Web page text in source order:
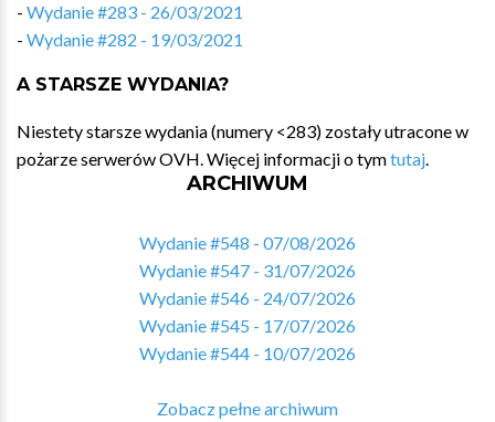
- Wydanie #283 - 26/03/2021
- Wydanie #282 - 19/03/2021
A STARSZE WYDANIA?
Niestety starsze wydania (numery <283) zostały utracone w
pożarze serwerów OVH. Więcej informacji o tymtutaj.
ARCHIWUM
Wydanie #548 - 07/08/2026
Wydanie #547 - 31/07/2026
Wydanie #546 - 24/07/2026
Wydanie #545 - 17/07/2026
Wydanie #544 - 10/07/2026
Zobacz pełne archiwum